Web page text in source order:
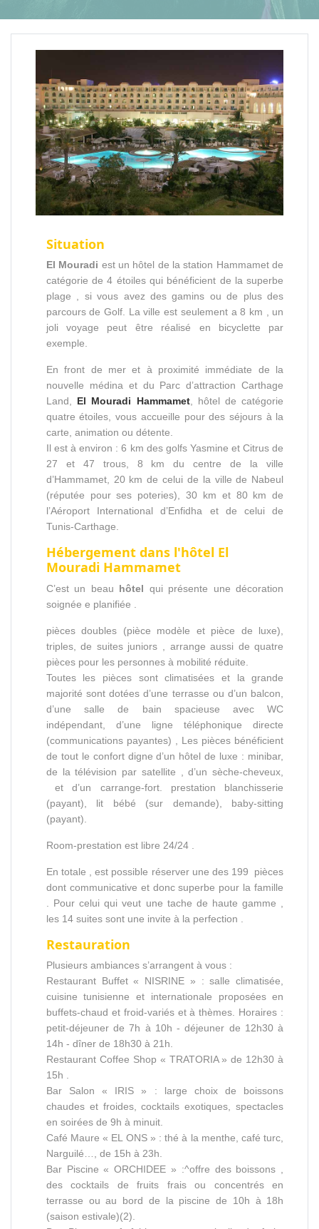
Situation
El Mouradi est un hôtel de la station Hammamet de
catégorie de 4 étoiles qui bénéficient de la superbe
plage , si vous avez des gamins ou de plus des
parcours de Golf. La ville est seulement a 8 km , un
joli voyage peut être réalisé en bicyclette par
exemple.
En front de mer et à proximité immédiate de la
nouvelle médina et du Parc d’attraction Carthage
Land, El Mouradi Hammamet, hôtel de catégorie
quatre étoiles, vous accueille pour des séjours à la
carte, animation ou détente.
Il est à environ : 6 km des golfs Yasmine et Citrus de
27 et 47 trous, 8 km du centre de la ville
d’Hammamet, 20 km de celui de la ville de Nabeul
(réputée pour ses poteries), 30 km et 80 km de
l’Aéroport International d’Enfidha et de celui de
Tunis-Carthage.
Hébergement dans l'hôtel El
Mouradi Hammamet
C’est un beau hôtel qui présente une décoration
soignée e planifiée .
pièces doubles (pièce modèle et pièce de luxe),
triples, de suites juniors , arrange aussi de quatre
pièces pour les personnes à mobilité réduite.
Toutes les pièces sont climatisées et la grande
majorité sont dotées d’une terrasse ou d’un balcon,
d’une salle de bain spacieuse avec WC
indépendant, d’une ligne téléphonique directe
(communications payantes) , Les pièces bénéficient
de tout le confort digne d’un hôtel de luxe : minibar,
de la télévision par satellite , d’un sèche-cheveux,
et d’un carrange-fort. prestation blanchisserie
(payant), lit bébé (sur demande), baby-sitting
(payant).
Room-prestation est libre 24/24 .
En totale , est possible réserver une des 199 pièces
dont communicative et donc superbe pour la famille
. Pour celui qui veut une tache de haute gamme ,
les 14 suites sont une invite à la perfection .
Restauration
Plusieurs ambiances s’arrangent à vous :
Restaurant Buffet « NISRINE » : salle climatisée,
cuisine tunisienne et internationale proposées en
buffets-chaud et froid-variés et à thèmes. Horaires :
petit-déjeuner de 7h à 10h - déjeuner de 12h30 à
14h - dîner de 18h30 à 21h.
Restaurant Coffee Shop « TRATORIA » de 12h30 à
15h .
Bar Salon « IRIS » : large choix de boissons
chaudes et froides, cocktails exotiques, spectacles
en soirées de 9h à minuit.
Café Maure « EL ONS » : thé à la menthe, café turc,
Narguilé…, de 15h à 23h.
Bar Piscine « ORCHIDEE » :^offre des boissons ,
des cocktails de fruits frais ou concentrés en
terrasse ou au bord de la piscine de 10h à 18h
(saison estivale)(2).